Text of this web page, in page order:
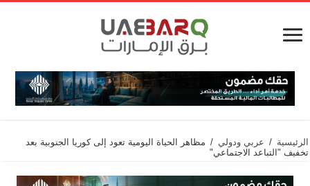
الرئيسية / عربي ودولي / مظاهر الحياة اليومية تعود إلى كوريا الجنوبية بعد
تخفيف "التباعد الاجتماعي"